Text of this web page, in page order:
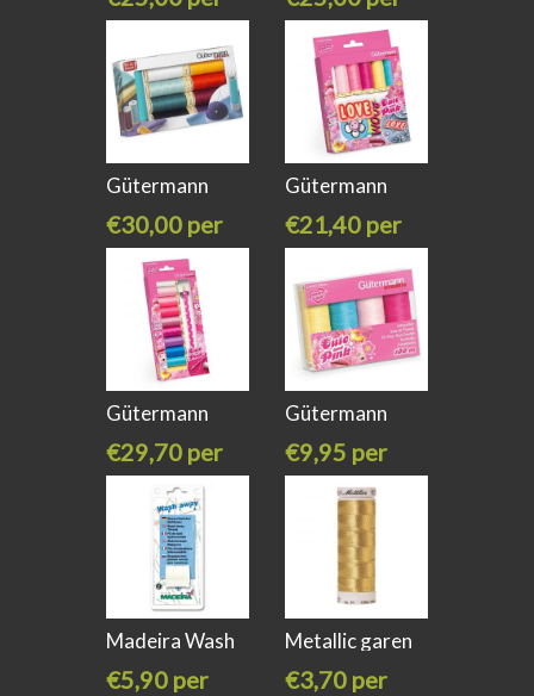
stuk
stuk
Gütermann
€30,00 per
stuk
Gütermann
€21,40 per
stuk
Gütermann
€29,70 per
stuk
Gütermann
€9,95 per
stuk
Madeira Wash
€5,90 per
Metallic garen
€3,70 per